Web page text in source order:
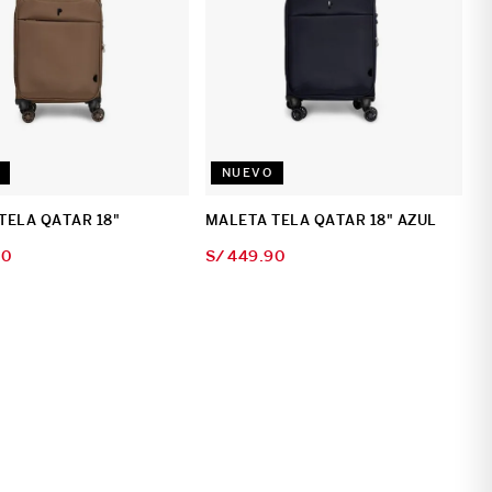
QATAR 18"
NUEVO
MALETA TELA QATAR 18" AZUL
S/449 .90